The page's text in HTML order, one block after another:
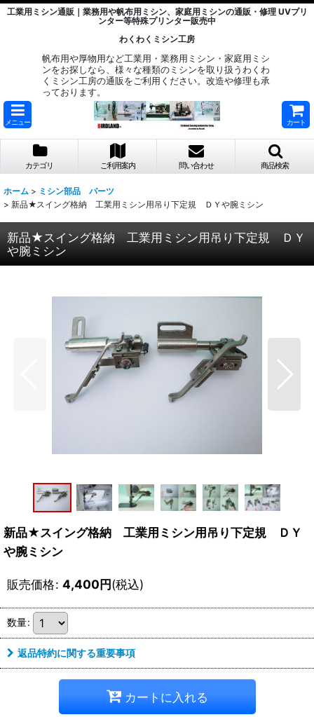
工業用ミシン通販｜業務用や帆布用ミシン、家庭用ミシンの通販・修理 UVプリ
ンター等特殊プリンター販売中
わくわくミシン工房
帆布用や厚物用など工業用・業務用ミシン・家庭用ミシ
ンをお探しなら、様々な種類のミシンを取り扱うわくわ
くミシン工房の通販をご利用ください。改造や修理も承
っております。
メニュー カート
カテゴリ ご利用案内 問い合わせ 商品検索
ホーム > ミシン部品 パーツ
> 新品★スイング格納 工業用ミシン用吊り下定規 ＤＹや腕ミシン
新品★スイング格納 工業用ミシン用吊り下定規 ＤＹ
や腕ミシン
新品★スイング格納 工業用ミシン用吊り下定規 ＤＹ
や腕ミシン
販売価格: 4,400円(税込)
数量:
返品特約に関する重要事項
カートに入れる